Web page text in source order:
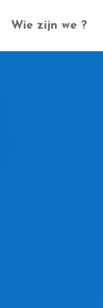
Wie zijn we ?